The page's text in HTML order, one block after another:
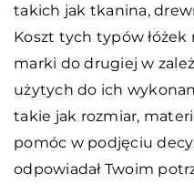
takich jak tkanina,
Koszt tych typów
marki do drugiej w
użytych do ich
takie jak rozmiar,
pomóc w podjęciu
odpowiadał Twoim